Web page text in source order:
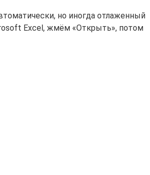
но иногда отлаженный
Excel, жмём «Открыть», потом